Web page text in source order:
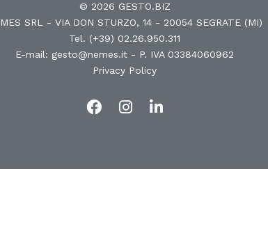
© 2026 GESTO.BIZ
SRL - VIA DON STURZO, 14 - 20054 SEGRATE (MI)
Tel. (+39) 02.26.950.311
E-mail: gesto@nemes.it - P. IVA 03384060962
Privacy Policy